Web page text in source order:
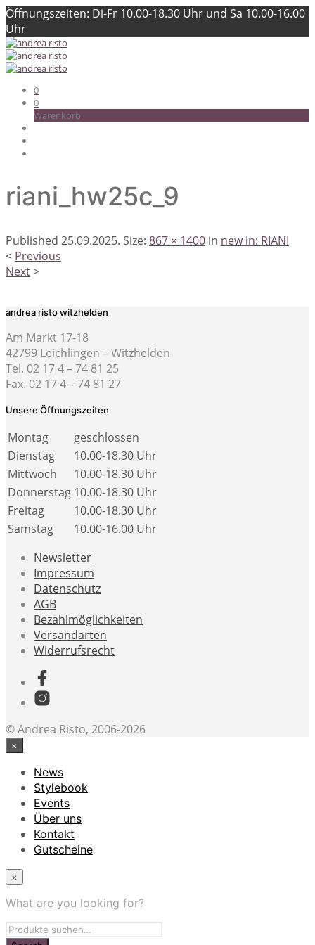
Öffnungszeiten: Di-Fr 10.00-18.30 Uhr und Sa 10.00-16.00
Uhr
0
0
Warenkorb
riani_hw25c_9
Published 25.09.2025. Size: 867 × 1400 in new in: RIANI
< Previous
Next>
andrea risto witzhelden
Am Markt 17-18
42799 Leichlingen – Witzhelden
Tel. 02 17 4 – 74 81 25
Fax. 02 17 4 – 74 81 27
Unsere Öffnungszeiten
Montag
geschlossen
Dienstag
10.00-18.30 Uhr
Mittwoch
10.00-18.30 Uhr
Donnerstag 10.00-18.30 Uhr
Freitag
10.00-18.30 Uhr
Samstag
10.00-16.00 Uhr
Newsletter
Impressum
Datenschutz
AGB
Bezahlmöglichkeiten
Versandarten
Widerrufsrecht
© Andrea Risto, 2006-2026
×
News
Stylebook
Events
Über uns
Kontakt
Gutscheine
×
What are you looking for?